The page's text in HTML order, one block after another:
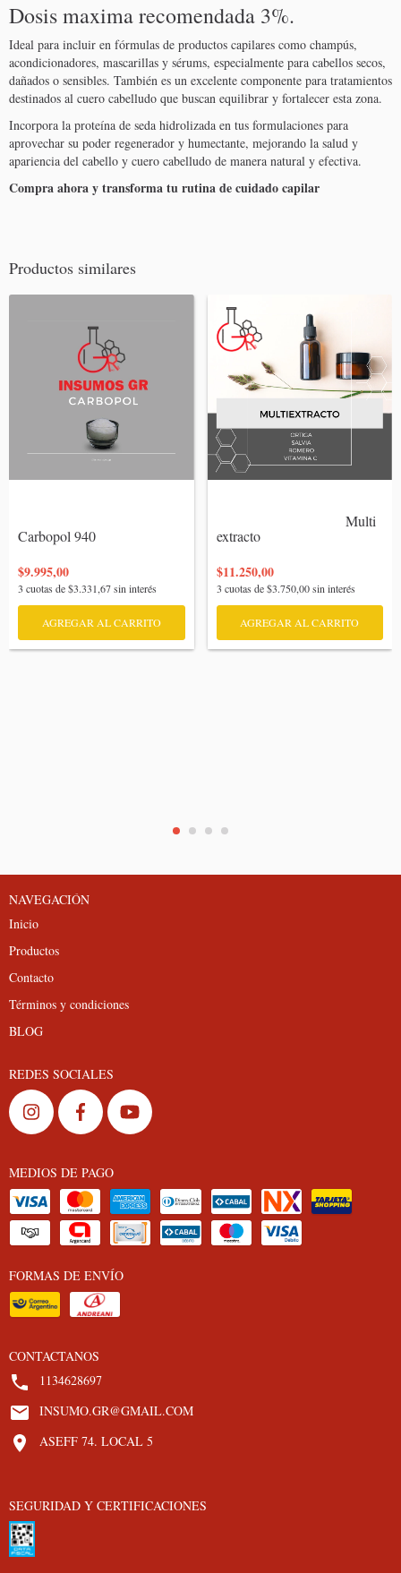
Dosis maxima recomendada 3%.
Ideal para incluir en fórmulas de productos capilares como champús,
acondicionadores, mascarillas y sérums, especialmente para cabellos secos,
dañados o sensibles. También es un excelente componente para tratamientos
destinados al cuero cabelludo que buscan equilibrar y fortalecer esta zona.
Incorpora la proteína de seda hidrolizada en tus formulaciones para
aprovechar su poder regenerador y humectante, mejorando la salud y
apariencia del cabello y cuero cabelludo de manera natural y efectiva.
Compra ahora y transforma tu rutina de cuidado capilar
Productos similares
Carbopol 940
$9.995,00
3 cuotas de$3.331,67sin interés
AGREGAR AL CARRITO
extracto
$11.250,00
3 cuotas de$3.750,00sin interés
AGREGAR AL CARRITO
NAVEGACIÓN
Inicio
Productos
Contacto
Términos y condiciones
BLOG
REDES SOCIALES
MEDIOS DE PAGO
FORMAS DE ENVÍO
CONTACTANOS
1134628697
INSUMO.GR@GMAIL.COM
ASEFF 74. LOCAL 5
SEGURIDAD Y CERTIFICACIONES